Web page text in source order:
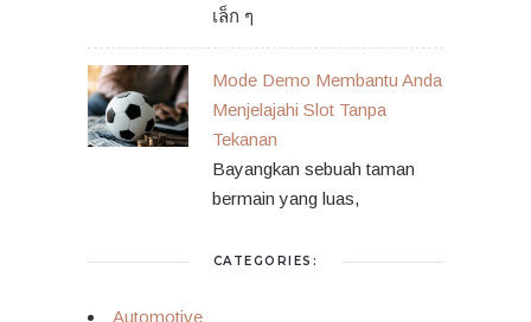
เล็ก ๆ
Mode Demo Membantu Anda
Menjelajahi Slot Tanpa
Tekanan
Bayangkan sebuah taman
bermain yang luas,
CATEGORIES:
Automotive